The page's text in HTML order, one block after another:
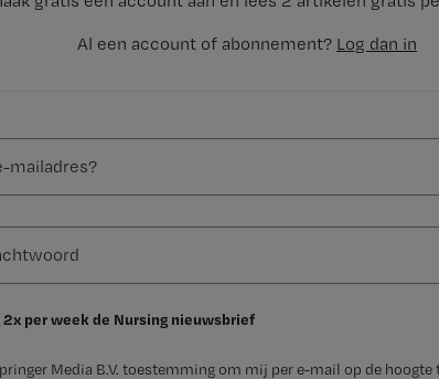
Al een account of abonnement? Log dan in
2x per week de Nursing nieuwsbrief
Media B.V. toestemming om mij per e-mail op de hoogte